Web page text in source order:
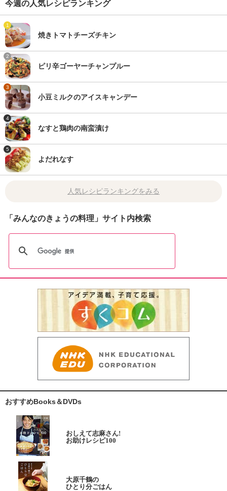
今週の人気レシピランキング
1
焼きトマトチーズチキン
2
ピリ辛ゴーヤーチャンプルー
3
小豆ミルクのアイスキャンデー
4
なすと鶏肉の南蛮漬け
5
よだれなす
人気レシピランキングをみる
「みんなのきょうの料理」サイト内検索
おすすめBooks＆DVDs
おしえて志麻さん!
お助けレシピ100
大原千鶴の
ひとり分ごはん